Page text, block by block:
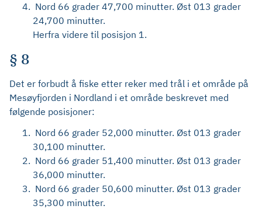
Nord 66 grader 47,700 minutter. Øst 013 grader
24,700 minutter.
Herfra videre til posisjon 1.
§ 8
Det er forbudt å fiske etter reker med trål i et område på
Mesøyfjorden i Nordland i et område beskrevet med
følgende posisjoner:
Nord 66 grader 52,000 minutter. Øst 013 grader
30,100 minutter.
Nord 66 grader 51,400 minutter. Øst 013 grader
36,000 minutter.
Nord 66 grader 50,600 minutter. Øst 013 grader
35,300 minutter.